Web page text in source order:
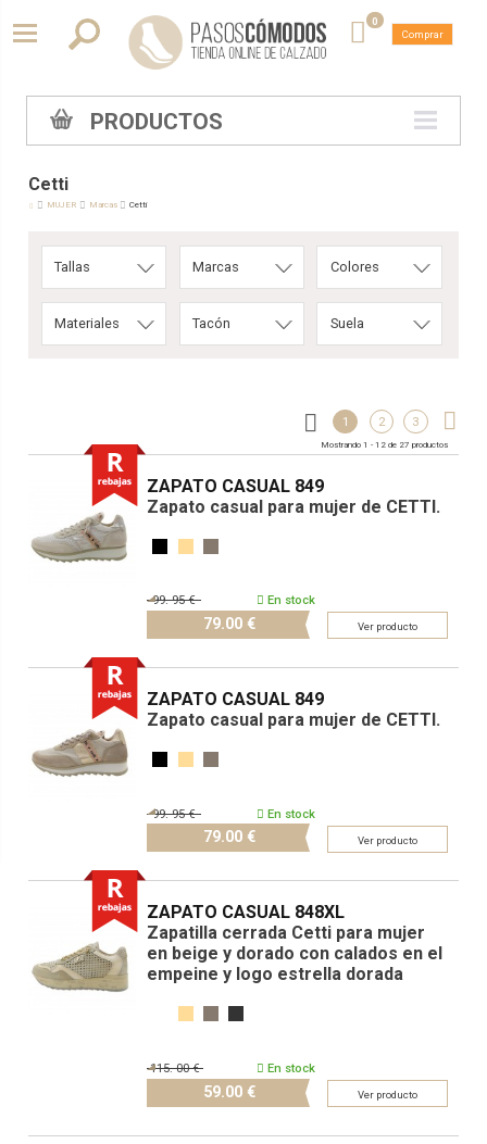
0
Comprar
PRODUCTOS
Cetti
MUJER Marcas Cetti
Tallas Marcas Colores
Materiales Tacón Suela
Mostrando 1 - 12 de 27 productos
1 2 3
ZAPATO CASUAL 849
Zapato casual para mujer de CETTI.
En stock
99.95 €
79.00 € Ver producto
ZAPATO CASUAL 849
Zapato casual para mujer de CETTI.
En stock
99.95 €
79.00 € Ver producto
ZAPATO CASUAL 848XL
Zapatilla cerrada Cetti para mujer
en beige y dorado con calados en el
empeine y logo estrella dorada
En stock
115.00 €
59.00 € Ver producto